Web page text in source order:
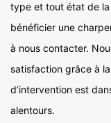
type et tout état de la
bénéficier une
à nous contacter.
satisfaction grâce à
d’intervention est
alentours.